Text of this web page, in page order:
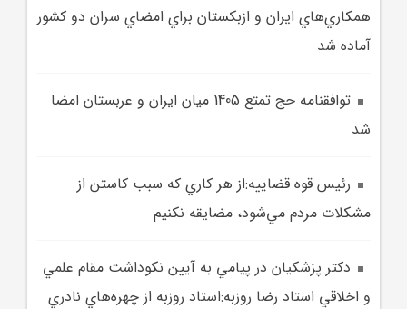
همکاري‌هاي ايران و ازبکستان براي امضاي سران دو کشور
آماده شد
توافقنامه حج تمتع 1405 ميان ايران و عربستان امضا
شد
رئيس قوه قضاييه:از هر کاري که سبب کاستن از
مشکلات مردم مي‌شود، مضايقه نکنيم
دکتر پزشکيان در پيامي به آيين نکوداشت مقام علمي
و اخلاقي استاد رضا روزبه:استاد روزبه از چهره‌هاي نادري